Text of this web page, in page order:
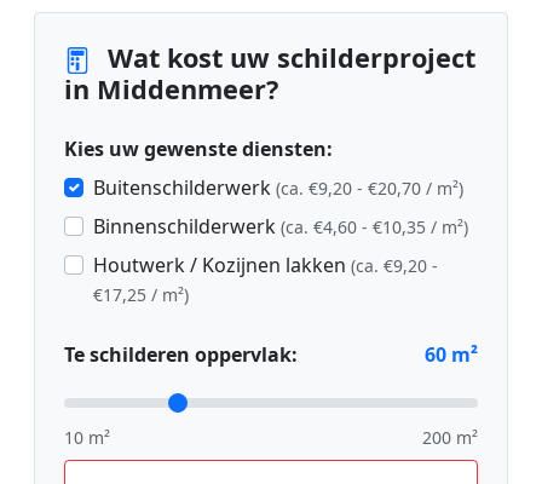
Wat kost uw schilderproject
in Middenmeer?
Kies uw gewenste diensten:
Buitenschilderwerk (ca. €9,20 - €20,70 / m²)
Binnenschilderwerk (ca. €4,60 - €10,35 / m²)
Houtwerk / Kozijnen lakken (ca. €9,20 -
€17,25 / m²)
Te schilderen oppervlak: 60 m²
10 m² 200 m²